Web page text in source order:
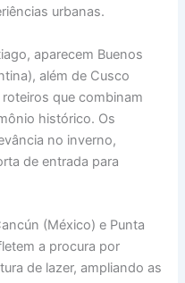
urbanas.
aparecem Buenos
além de Cusco
que combinam
histórico. Os
no inverno,
de entrada para
(México) e Punta
a procura por
de lazer, ampliando as